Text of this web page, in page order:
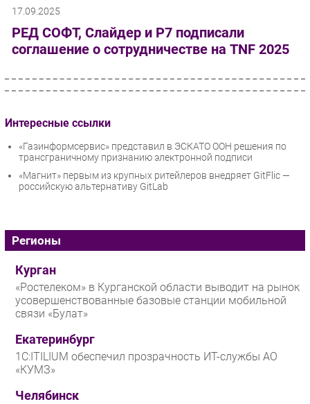
17.09.2025
РЕД СОФТ, Слайдер и Р7 подписали
соглашение о сотрудничестве на TNF 2025
Интересные ссылки
«Газинформсервис» представил в ЭСКАТО ООН решения по
трансграничному признанию электронной подписи
«Магнит» первым из крупных ритейлеров внедряет GitFlic —
российскую альтернативу GitLab
Регионы
Курган
«Ростелеком» в Курганской области выводит на рынок
усовершенствованные базовые станции мобильной
связи «Булат»
Екатеринбург
1С:ITILIUM обеспечил прозрачность ИТ-службы АО
«КУМЗ»
Челябинск